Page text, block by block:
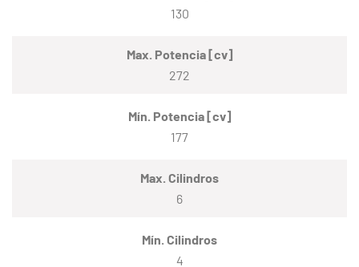
130
Max. Potencia [cv]
272
Mín. Potencia [cv]
177
Max. Cilindros
6
Mín. Cilindros
4